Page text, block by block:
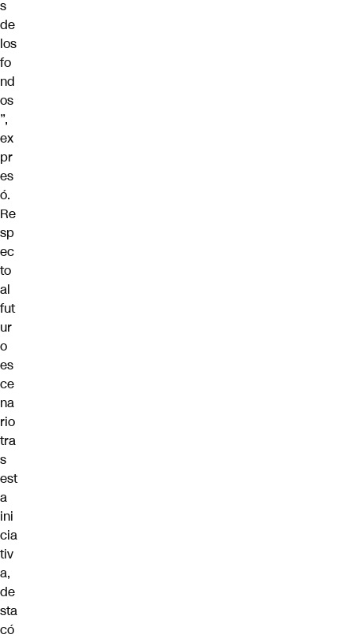
s
de
los
fo
nd
os
”,
ex
pr
es
ó.
Re
sp
ec
to
al
fut
ur
o
es
ce
na
rio
tra
s
est
a
ini
cia
tiv
a,
de
sta
có